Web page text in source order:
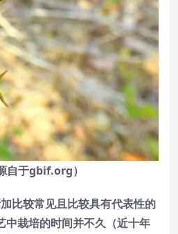
自于gbif.org）
比较常见且比较具有代表性的
中栽培的时间并不久（近十年